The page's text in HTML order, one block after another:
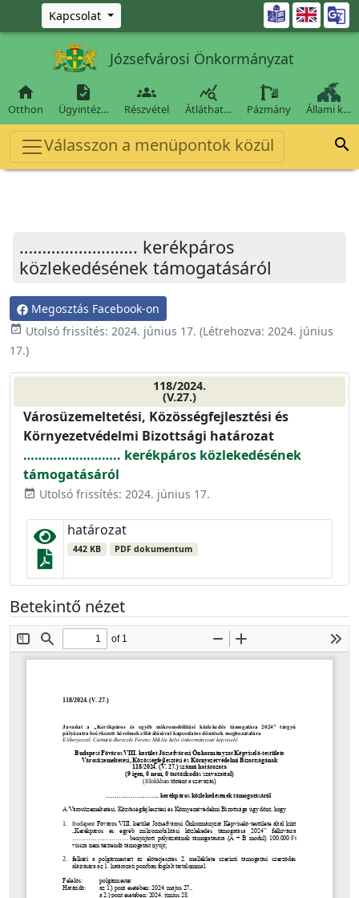
Ugrás a fő tartalomra
Kapcsolat 
Józsefvárosi Önkormányzat

Otthon

Ügyintéz…

Részvétel

Átláthat… Pázmány Állami k…
Válasszon a menüpontok közül 
…………………….. kerékpáros
közlekedésének támogatásáról
Megosztás Facebook-on
event_available Utolsó frissítés: 2024. június 17. (Létrehozva: 2024. június
17.)
118/2024.
(V.27.)
Városüzemeltetési, Közösségfejlesztési és
Környezetvédelmi Bizottsági határozat
…………………….. kerékpáros közlekedésének
támogatásáról
event_available Utolsó frissítés: 2024. június 17.
határozat
442 KB PDF dokumentum
Betekintő nézet